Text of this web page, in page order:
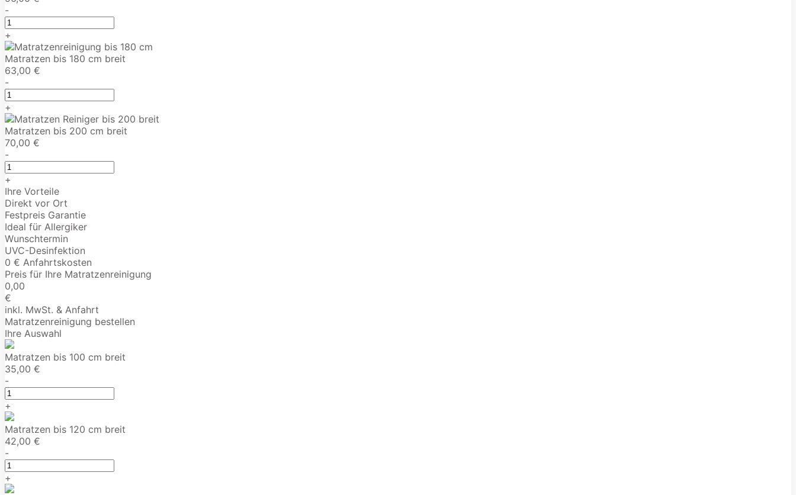
-
+
Matratzen bis 180 cm breit
63,00 €
-
+
Matratzen bis 200 cm breit
70,00 €
-
+
Ihre Vorteile
Direkt vor Ort
Festpreis Garantie
Ideal für Allergiker
Wunschtermin
UVC-Desinfektion
0 € Anfahrtskosten
Preis für Ihre Matratzenreinigung
0,00
€
inkl. MwSt. & Anfahrt
Matratzenreinigung bestellen
Ihre Auswahl
Matratzen bis 100 cm breit
35,00 €
-
+
Matratzen bis 120 cm breit
42,00 €
-
+